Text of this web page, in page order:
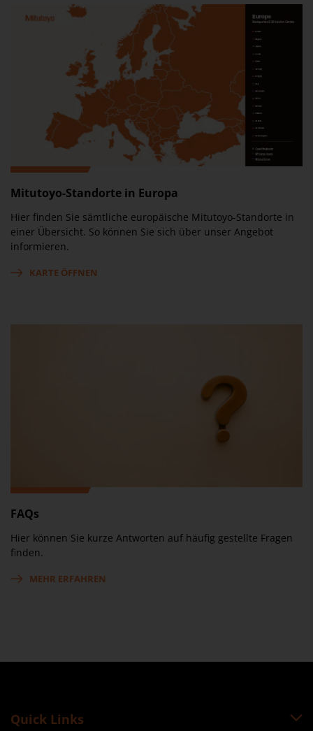
Mitutoyo-Standorte in Europa
Hier finden Sie sämtliche europäische Mitutoyo-Standorte in
einer Übersicht. So können Sie sich über unser Angebot
informieren.
KARTE ÖFFNEN
FAQs
Hier können Sie kurze Antworten auf häufig gestellte Fragen
finden.
MEHR ERFAHREN
Quick Links